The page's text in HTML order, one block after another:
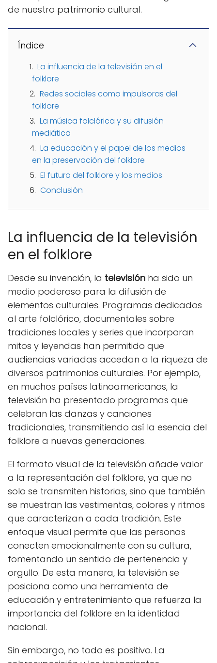
de nuestro patrimonio cultural.
Índice
La influencia de la televisión en el
folklore
Redes sociales como impulsoras del
folklore
La música folclórica y su difusión
mediática
La educación y el papel de los medios
en la preservación del folklore
El futuro del folklore y los medios
Conclusión
La influencia de la televisión
en el folklore
Desde su invención, la televisión ha sido un
medio poderoso para la difusión de
elementos culturales. Programas dedicados
al arte folclórico, documentales sobre
tradiciones locales y series que incorporan
mitos y leyendas han permitido que
audiencias variadas accedan a la riqueza de
diversos patrimonios culturales. Por ejemplo,
en muchos países latinoamericanos, la
televisión ha presentado programas que
celebran las danzas y canciones
tradicionales, transmitiendo así la esencia del
folklore a nuevas generaciones.
El formato visual de la televisión añade valor
a la representación del folklore, ya que no
solo se transmiten historias, sino que también
se muestran las vestimentas, colores y ritmos
que caracterizan a cada tradición. Este
enfoque visual permite que las personas
conecten emocionalmente con su cultura,
fomentando un sentido de pertenencia y
orgullo. De esta manera, la televisión se
posiciona como una herramienta de
educación y entretenimiento que refuerza la
importancia del folklore en la identidad
nacional.
Sin embargo, no todo es positivo. La